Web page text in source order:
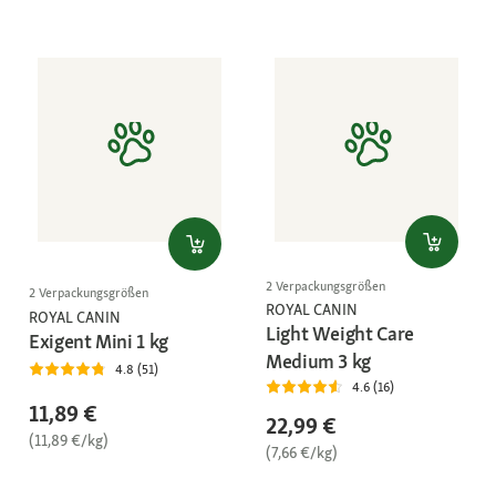
2 Verpackungsgrößen
ROYAL CANIN
Exigent Mini 1 kg
4.8 (51)
11,89 €
(11,89 €/kg)
2 Verpackungsgrößen
ROYAL CANIN
Light Weight Care
Medium 3 kg
4.6 (16)
22,99 €
(7,66 €/kg)